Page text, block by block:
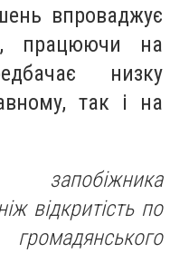
впроваджує
працюючи на
низку
так і на
відкритість по